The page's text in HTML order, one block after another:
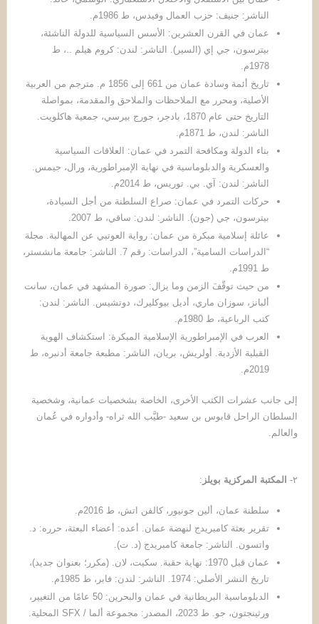
الناشر: جنيف: حزب العمال وفيدس، ط 1986م.
عمان في القرن العشرين: الأسس السياسية للدولة الناشئة،
بيترسون، جي إي (السير). الناشر: لندن: كروم هيلم ..، ط
1978م.
تاريخ أئمة وسادة عمان من 661 إلى 1856 م. مترجم من العربية
الأصلية، ومحرر مع الملاحظات والملاحق والمقدمة، بمواصلة
التاريخ حتى عام 1870، بادجر، جورج بيرسي، جمعية هاكلويت.
الناشر: لندن، ط 1871م.
بناء الدولة ومكافحة التمرد في عمان: العلاقات السياسية
والعسكرية والدبلوماسية في نهاية الإمبراطورية، ورال، جيمس.
الناشر: لندن: آي. بي. توريس، ط 2014م.
حركات التمرد في عمان: صراع السلطنة من أجل السيادة،
بيترسون، جي (جون). الناشر: لندن: ساقي، ط 2007.
عائلة إسلامية مبكرة من عمان: رواية العوتبي عن المهالبة. مجلة
“الدراسات السامية”، الدراسات: رقم 7. الناشر: جامعة مانشستر،
ط 1991م.
من حيث توقّفَ الزمن وما يزال: صورة المشهد في عمان، سانت
ألبانز، سوزان ماري، أديل بيوكليرك، دوتشيس. الناشر: لندن:
كتب الرباعية، ط 1980م.
العرب في الإمبراطورية الإسلامية المبكرة: استكشاف الهوية
القبلية الأزدية. أولريش، بريان، الناشر: مطبعة جامعة أدنبره، ط
2019م.
إلى جانب عشرات الكتب الأخرى، الخاصة بشخصيات عمانية، وشخصية
السلطان الراحل قابوس بن سعيد -طيَّب الله ثراه- وأدواره في عُمان
والعالم.
٢- المكتبة المركزية بويلز :
سلطنة عمان، ألين جونيور، كالفن اتش، ط 2016م.
تقرير بعثة كامبريدج لنهضة عمان. أعده: أعضاء البعثة، حرره: د.
واتسون. الناشر: جامعة كامبريدج (د. ت).
عمان قبل 1970: نهاية حقبة. سكيت، لان. (مكرر؛ بعنوان جديد)،
تاريخ النشر الأصلي: 1974. الناشر: لندن: فابر، ط 1985م.
الدبلوماسية البريطانية في عمان والبحرين: 50 عامًا من التغيير،
ورثينجتون، جو. ط 2023، المصدر: مجموعة ألما / SFX المحلية.